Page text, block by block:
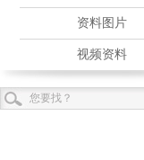
资料图片
视频资料